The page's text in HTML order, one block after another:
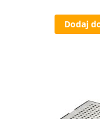
Dodaj